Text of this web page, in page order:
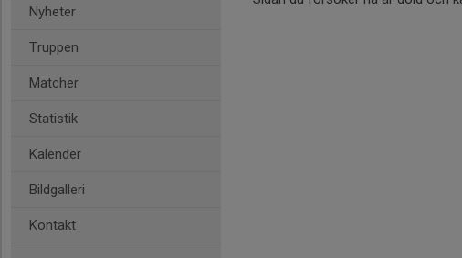
Nyheter
Truppen
Matcher
Statistik
Kalender
Bildgalleri
Kontakt